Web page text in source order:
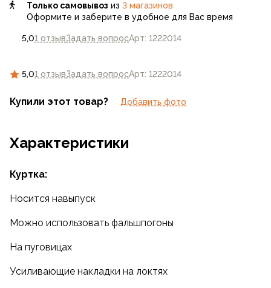
5,01 отзывЗадать вопросАрт: 1222014
5,01 отзывЗадать вопросАрт: 1222014
Только самовывоз из 3 магазинов
Оформите и заберите в удобное для Вас время
Купили этот товар? Добавить фото
Характеристики
Куртка:
Носится навыпуск
Можно использовать фальшпогоны
На пуговицах
Усиливающие накладки на локтях